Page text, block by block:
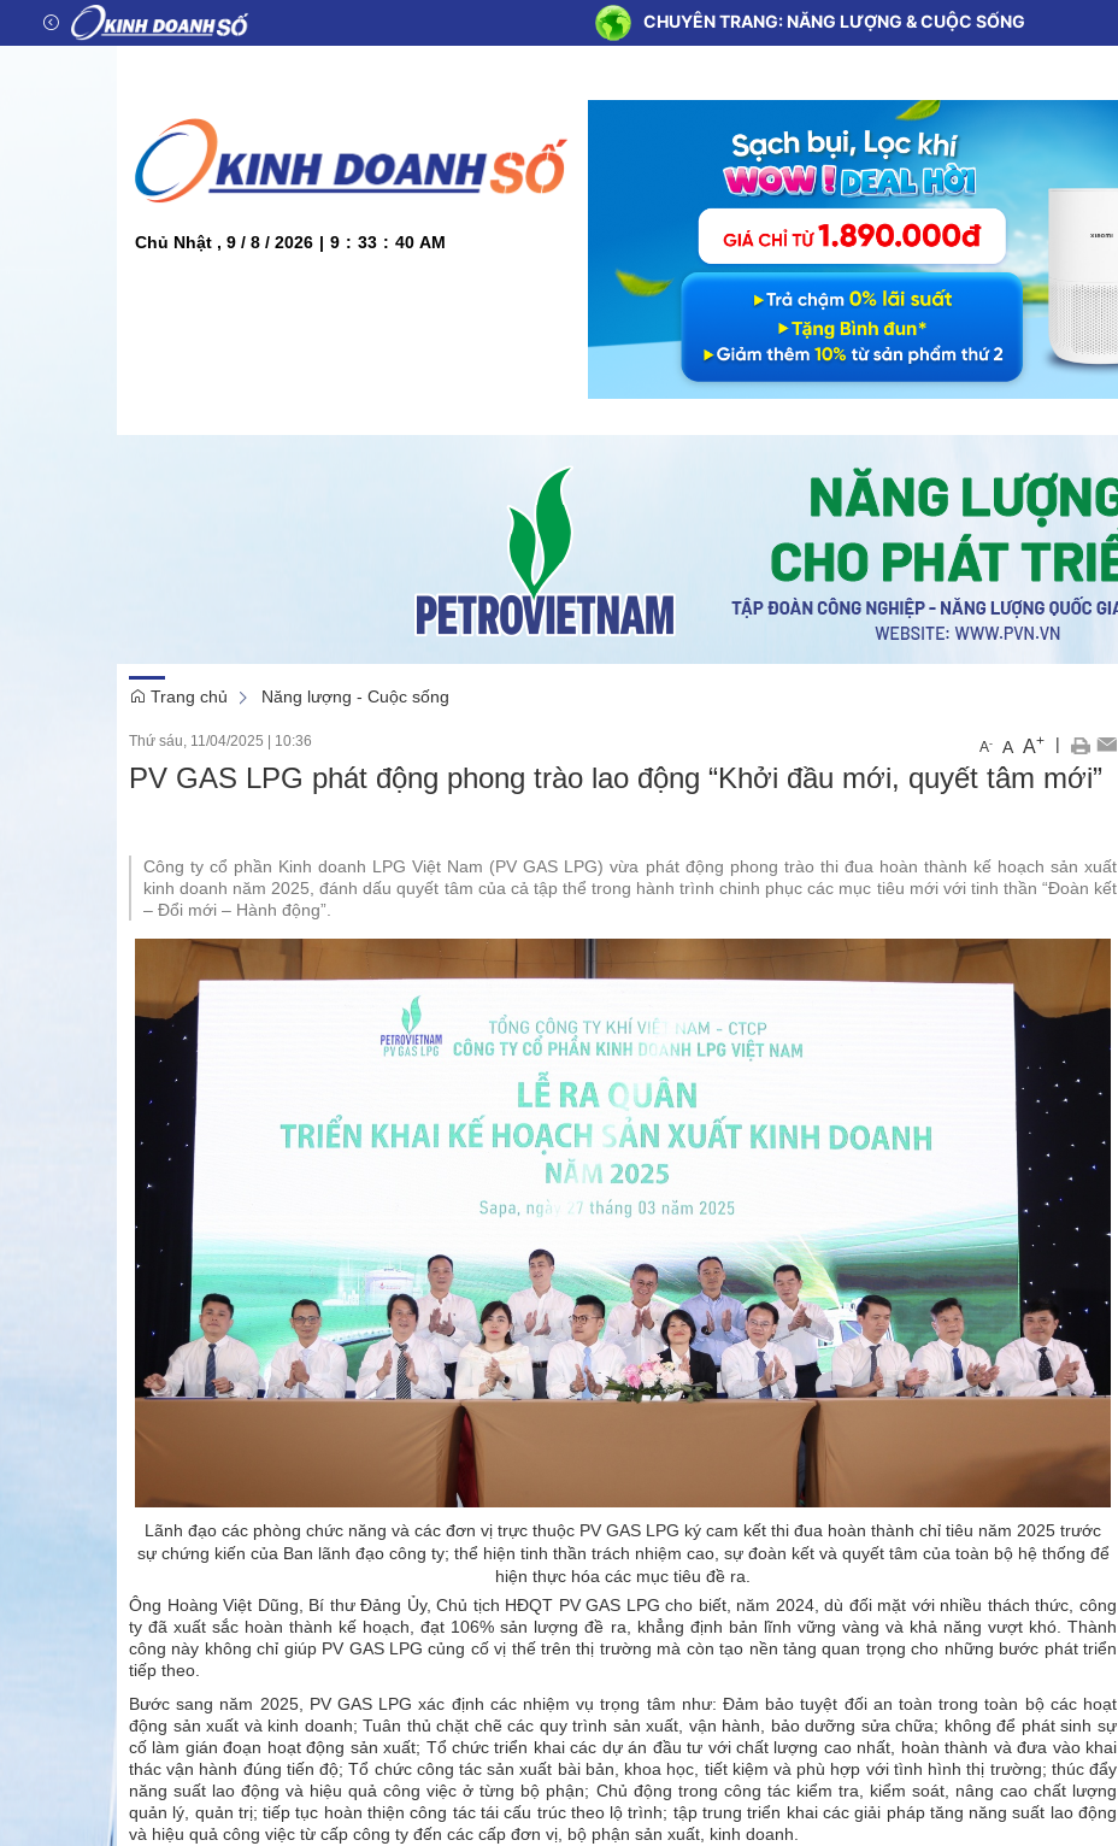
CHUYÊN TRANG: NĂNG LƯỢNG & CUỘC SỐNG
Chủ Nhật , 9 / 8 / 2026 | 9 : 33 : 42 AM
Trang chủ Năng lượng - Cuộc sống
Thứ sáu, 11/04/2025 10:36 A- A A+ |
PV GAS LPG phát động phong trào lao động “Khởi đầu mới, quyết tâm mới”
Công ty cổ phần Kinh doanh LPG Việt Nam (PV GAS LPG) vừa phát động phong trào thi đua hoàn thành kế hoạch sản xuất
kinh doanh năm 2025, đánh dấu quyết tâm của cả tập thể trong hành trình chinh phục các mục tiêu mới với tinh thần “Đoàn kết
– Đổi mới – Hành động”.
Lãnh đạo các phòng chức năng và các đơn vị trực thuộc PV GAS LPG ký cam kết thi đua hoàn thành chỉ tiêu năm 2025 trước
sự chứng kiến của Ban lãnh đạo công ty; thể hiện tinh thần trách nhiệm cao, sự đoàn kết và quyết tâm của toàn bộ hệ thống để
hiện thực hóa các mục tiêu đề ra.
Ông Hoàng Việt Dũng, Bí thư Đảng Ủy, Chủ tịch HĐQT PV GAS LPG cho biết, năm 2024, dù đối mặt với nhiều thách thức, công
ty đã xuất sắc hoàn thành kế hoạch, đạt 106% sản lượng đề ra, khẳng định bản lĩnh vững vàng và khả năng vượt khó. Thành
công này không chỉ giúp PV GAS LPG củng cố vị thế trên thị trường mà còn tạo nền tảng quan trọng cho những bước phát triển
tiếp theo.
Bước sang năm 2025, PV GAS LPG xác định các nhiệm vụ trọng tâm như: Đảm bảo tuyệt đối an toàn trong toàn bộ các hoạt
động sản xuất và kinh doanh; Tuân thủ chặt chẽ các quy trình sản xuất, vận hành, bảo dưỡng sửa chữa; không để phát sinh sự
cố làm gián đoạn hoạt động sản xuất; Tổ chức triển khai các dự án đầu tư với chất lượng cao nhất, hoàn thành và đưa vào khai
thác vận hành đúng tiến độ; Tổ chức công tác sản xuất bài bản, khoa học, tiết kiệm và phù hợp với tình hình thị trường; thúc đẩy
năng suất lao động và hiệu quả công việc ở từng bộ phận; Chủ động trong công tác kiểm tra, kiểm soát, nâng cao chất lượng
quản lý, quản trị; tiếp tục hoàn thiện công tác tái cấu trúc theo lộ trình; tập trung triển khai các giải pháp tăng năng suất lao động
và hiệu quả công việc từ cấp công ty đến các cấp đơn vị, bộ phận sản xuất, kinh doanh.